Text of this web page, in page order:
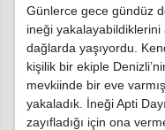
Günlerce gece gündüz
ineği
dağlarda yaşıyordu.
kişilik bir ekiple
mevkiinde bir eve
yakaladık. İneği Apti
zayıfladığı için ona